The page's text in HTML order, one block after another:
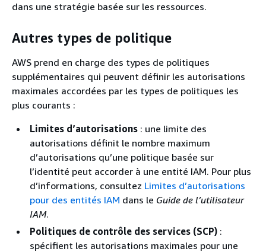
dans une stratégie basée sur les ressources.
Autres types de politique
AWS prend en charge des types de politiques
supplémentaires qui peuvent définir les autorisations
maximales accordées par les types de politiques les
plus courants :
Limites d’autorisations : une limite des
autorisations définit le nombre maximum
d’autorisations qu’une politique basée sur
l’identité peut accorder à une entité IAM. Pour plus
d’informations, consultez Limites d’autorisations
pour des entités IAM dans le Guide de l’utilisateur
IAM.
Politiques de contrôle des services (SCP) :
spécifient les autorisations maximales pour une